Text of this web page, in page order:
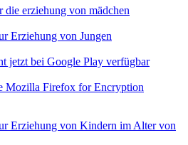
die erziehung von mädchen
Erziehung von Jungen
jetzt bei Google Play verfügbar
Mozilla Firefox for Encryption
Erziehung von Kindern im Alter von